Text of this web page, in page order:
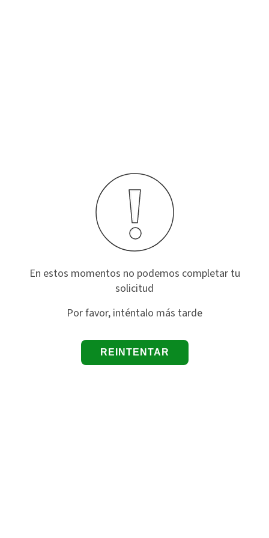
En estos momentos no podemos completar tu
solicitud
Por favor, inténtalo más tarde
REINTENTAR